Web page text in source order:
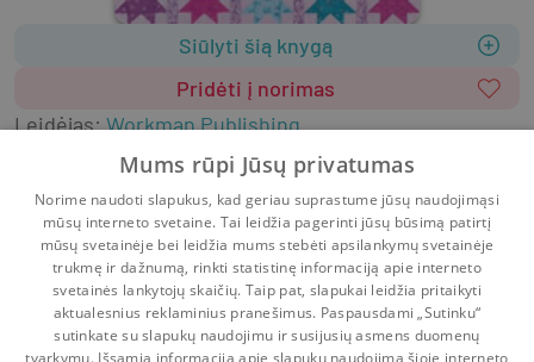
Siūlyti šią knygą
Pridėti į norimas
Leidėjas:Workman Publishing
9781523501502
MinkštasAnglų k.
Literatūra užsienio kalbomis
Negrožinė literatūra
Populiarioji psichologija
Šeima, sveikata
Pradinis Krepšelis Pokalbiai Pranešimai Paskyra
Mums rūpi Jūsų privatumas
Norime naudoti slapukus, kad geriau suprastume jūsų naudojimąsi
mūsų interneto svetaine. Tai leidžia pagerinti jūsų būsimą patirtį
mūsų svetainėje bei leidžia mums stebėti apsilankymų svetainėje
trukmę ir dažnumą, rinkti statistinę informaciją apie interneto
svetainės lankytojų skaičių. Taip pat, slapukai leidžia pritaikyti
aktualesnius reklaminius pranešimus. Paspausdami „Sutinku“
sutinkate su slapukų naudojimu ir susijusių asmens duomenų
tvarkymu. Išsamią informaciją apie slapukų naudojimą šioje interneto